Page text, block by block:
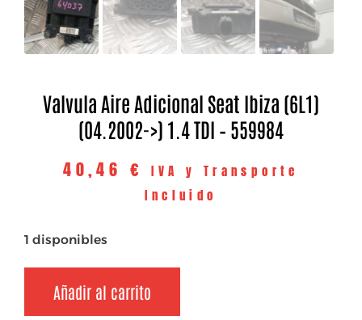
Valvula Aire Adicional Seat Ibiza (6L1)
(04.2002->) 1.4 TDI – 559984
40,46 €
IVA y Transporte
Incluido
1 disponibles
Añadir al carrito